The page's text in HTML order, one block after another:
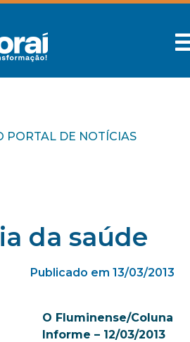
PORTAL DE NOTÍCIAS
da saúde
Publicado em 13/03/2013
O Fluminense/Coluna
Informe – 12/03/2013